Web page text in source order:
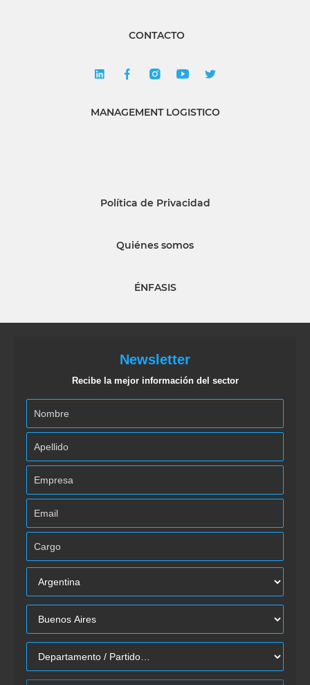
CONTACTO
MANAGEMENT LOGISTICO
Política de Privacidad
Quiénes somos
ÉNFASIS
Newsletter
Recibe la mejor información del sector